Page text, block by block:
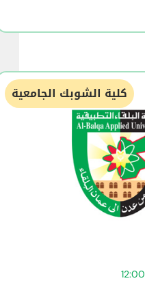
كلية الشوبك الجامعية
12:00